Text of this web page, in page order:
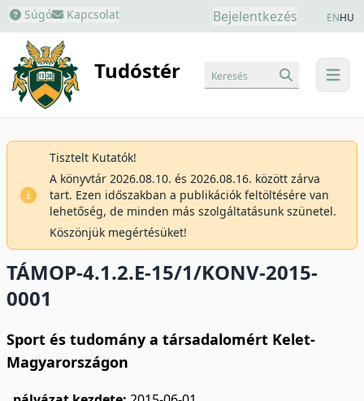
Súgó Kapcsolat Bejelentkezés ENHU
Tudóstér menu
Keresés
Tisztelt Kutatók!
A könyvtár 2026.08.10. és 2026.08.16. között zárva
tart. Ezen időszakban a publikációk feltöltésére van
lehetőség, de minden más szolgáltatásunk szünetel.
Köszönjük megértésüket!
TÁMOP-4.1.2.E-15/1/KONV-2015-
0001
Sport és tudomány a társadalomért Kelet-
Magyarországon